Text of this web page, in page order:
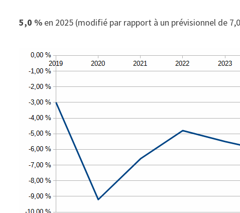
5,0 % en 2025 (modifié par rapport à un prévisionnel de